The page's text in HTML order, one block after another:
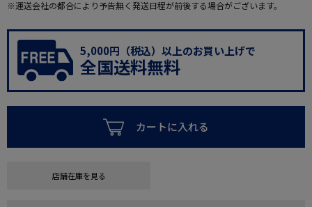
※運送会社の都合により予告無く発送日程が前後する場合がございます。
5,000円（税込）以上のお買い上げで
全国送料無料
カートに入れる
店舗在庫を見る